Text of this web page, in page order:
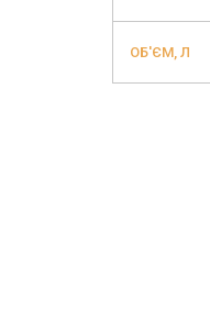
ОБ'ЄМ, Л